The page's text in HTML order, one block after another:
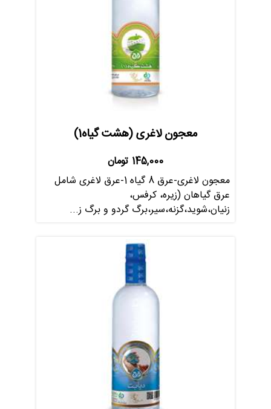
معجون لاغری (هشت گیاه1)
145,000 تومان
معجون لاغری-عرق 8 گیاه 1-عرق لاغری شامل
عرق گیاهان (زیره، کرفس،
زنیان،شوید،گزنه،سیر،برگ گردو و برگ ز...